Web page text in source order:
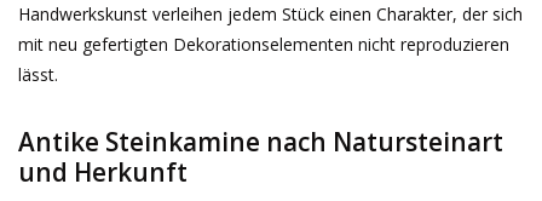
Zufriedene Kunden
Antiker Marmor
KI-fähige Datenbank
Handwerkskunst verleihen jedem Stück einen Charakter, der sich
mit neu gefertigten Dekorationselementen nicht reproduzieren
lässt.
Antike Steinkamine nach Natursteinart
und Herkunft